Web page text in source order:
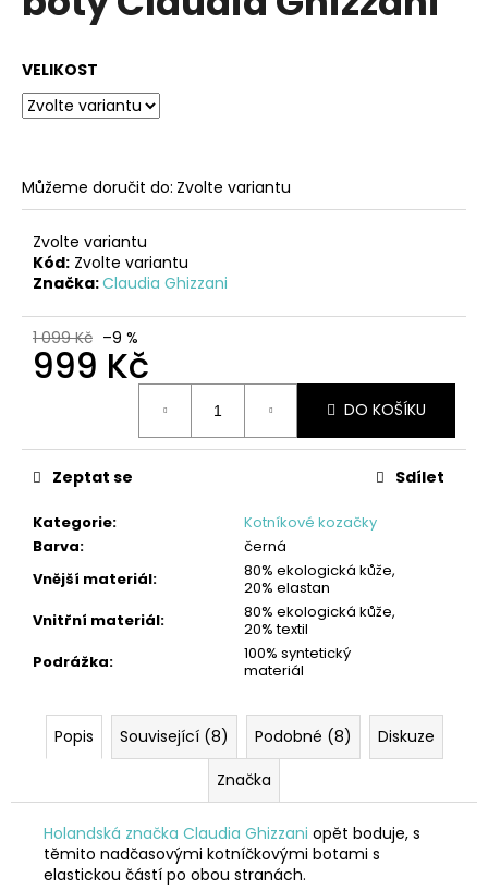
VELIKOST
Můžeme doručit do: Zvolte variantu
Zvolte variantu
Kód: Zvolte variantu
Značka:Claudia Ghizzani
1 099 Kč –9 %
999 Kč
DO KOŠÍKU
Kategorie:
Kotníkové kozačky
Barva:
černá
Vnější materiál:
80% ekologická kůže,
20% elastan
Vnitřní materiál:
80% ekologická kůže,
20% textil
Podrážka:
100% syntetický
materiál
Zeptat se Sdílet
Popis Související (8) Podobné (8)
Diskuze
Značka
Holandská značka Claudia Ghizzani opět boduje, s
těmito nadčasovými kotníčkovými botami s
elastickou částí po obou stranách.
e
m
e
ČERVENÉ
KOŽENÉ
PANTOFLE
EMMA
SHOES
099
Kč